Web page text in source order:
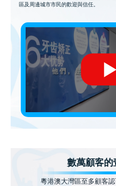
區及周邊城市市民的歡迎與信任。
數萬顧客的
粵港澳大灣區至多顧客